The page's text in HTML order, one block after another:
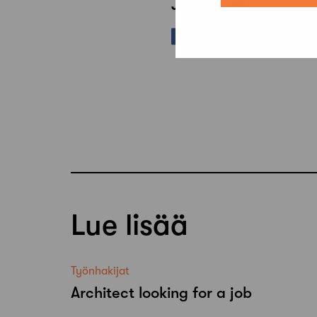
Jaa artikkeli
Lue lisää
Työnhakijat
Architect looking for a job